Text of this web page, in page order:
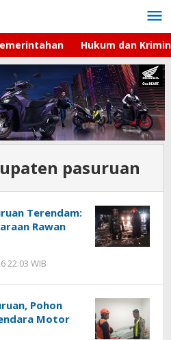
Hukum dan
pasuruan
Terendam:
Rawan
22:03 WIB
Pohon
Motor